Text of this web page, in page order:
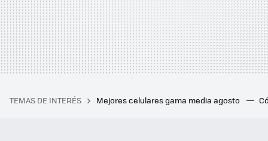
TEMAS DE INTERÉS Mejores celulares gama media agosto